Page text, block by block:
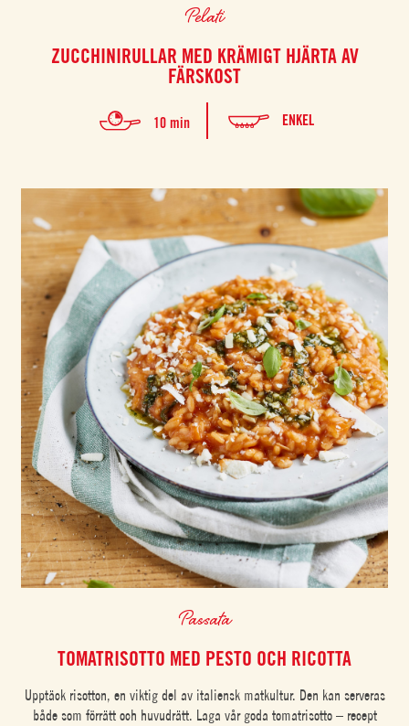
Pelati
ZUCCHINIRULLAR MED KRÄMIGT HJÄRTA AV
FÄRSKOST
10 min ENKEL
Passata
TOMATRISOTTO MED PESTO OCH RICOTTA
Upptäck risotton, en viktig del av italiensk matkultur. Den kan serveras
både som förrätt och huvudrätt. Laga vår goda tomatrisotto – recept